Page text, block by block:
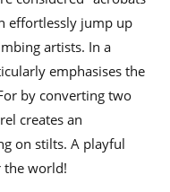
effortlessly jump up
artists. In a
emphasises the
by converting two
creates an
on stilts. A playful
the world!